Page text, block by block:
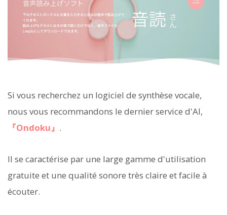
Si vous recherchez un logiciel de synthèse vocale,
nous vous recommandons le dernier service d'AI,
『Ondoku』 .
Il se caractérise par une large gamme d'utilisation
gratuite et une qualité sonore très claire et facile à
écouter.